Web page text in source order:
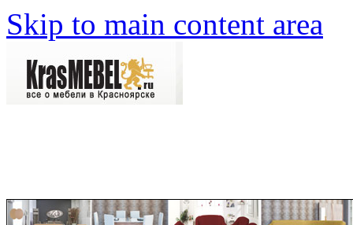
Skip to main content area